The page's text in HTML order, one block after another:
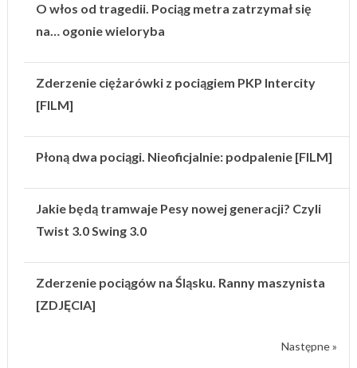
O włos od tragedii. Pociąg metra zatrzymał się
na… ogonie wieloryba
Zderzenie ciężarówki z pociągiem PKP Intercity
[FILM]
Płoną dwa pociągi. Nieoficjalnie: podpalenie [FILM]
Jakie będą tramwaje Pesy nowej generacji? Czyli
Twist 3.0 Swing 3.0
Zderzenie pociągów na Śląsku. Ranny maszynista
[ZDJĘCIA]
Następne »